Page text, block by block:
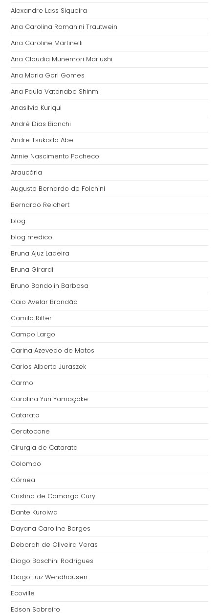
Alexandre Lass Siqueira
Ana Carolina Romanini Trautwein
Ana Caroline Martinelli
Ana Claudia Munemori Mariushi
Ana Maria Gori Gomes
Ana Paula Vatanabe Shinmi
Anasilvia Kuriqui
André Dias Bianchi
Andre Tsukada Abe
Annie Nascimento Pacheco
Araucária
Augusto Bernardo de Folchini
Bernardo Reichert
blog
blog medico
Bruna Ajuz Ladeira
Bruna Girardi
Bruno Bandolin Barbosa
Caio Avelar Brandão
Camila Ritter
Campo Largo
Carina Azevedo de Matos
Carlos Alberto Juraszek
Carmo
Carolina Yuri Yamaçake
Catarata
Ceratocone
Cirurgia de Catarata
Colombo
Córnea
Cristina de Camargo Cury
Dante Kuroiwa
Dayana Caroline Borges
Deborah de Oliveira Veras
Diogo Boschini Rodrigues
Diogo Luiz Wendhausen
Ecoville
Edson Sobreiro